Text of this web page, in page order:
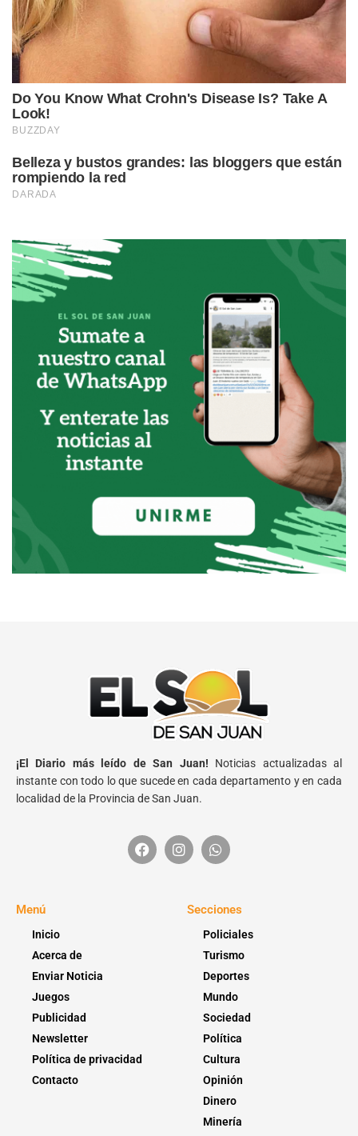
¡El Diario más leído de San Juan! Noticias actualizadas al
instante con todo lo que sucede en cada departamento y en cada
localidad de la Provincia de San Juan.
Menú
Inicio
Acerca de
Enviar Noticia
Juegos
Publicidad
Newsletter
Política de privacidad
Contacto
Secciones
Policiales
Turismo
Deportes
Mundo
Sociedad
Política
Cultura
Opinión
Dinero
Minería